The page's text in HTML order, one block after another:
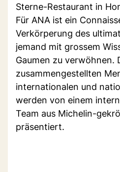
Sterne-Restaurant in
Für ANA ist ein
Verkörperung des
jemand mit grossem
Gaumen zu verwöhnen.
zusammengestellten
internationalen und
werden von einem
Team aus Michelin-
präsentiert.